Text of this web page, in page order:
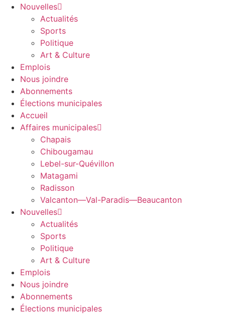
Nouvelles
Actualités
Sports
Politique
Art & Culture
Emplois
Nous joindre
Abonnements
Élections municipales
Accueil
Affaires municipales
Chapais
Chibougamau
Lebel-sur-Quévillon
Matagami
Radisson
Valcanton—Val-Paradis—Beaucanton
Nouvelles
Actualités
Sports
Politique
Art & Culture
Emplois
Nous joindre
Abonnements
Élections municipales